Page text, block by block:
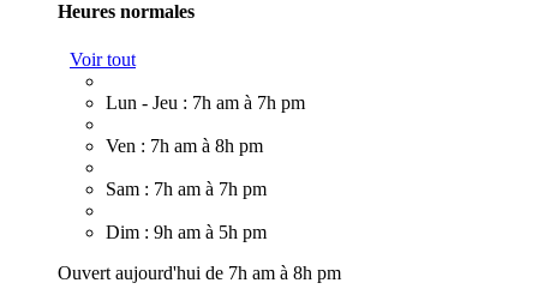
Heures normales
Voir tout
Lun - Jeu : 7h am à 7h pm
Ven : 7h am à 8h pm
Sam : 7h am à 7h pm
Dim : 9h am à 5h pm
Ouvert aujourd'hui de 7h am à 8h pm